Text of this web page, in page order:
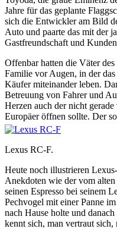
Jahre für das geplante
sich die Entwickler am Bild
Auto und paarte das mit der
Gastfreundschaft und
Offenbar hatten die Väter
Familie vor Augen, in der
Käufer miteinander leben.
Betreuung von Fahrer und
Herzen auch der nicht
Europäer öffnen sollte. Der
Lexus RC-F.
Heute noch illustrieren
Anekdoten wie der vom
seinen Espresso bei seinem
Pechvogel mit einer Panne
nach Hause holte und
kennt sich, man vertraut sich,